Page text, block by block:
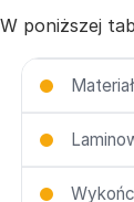
W poniższej
Materiał